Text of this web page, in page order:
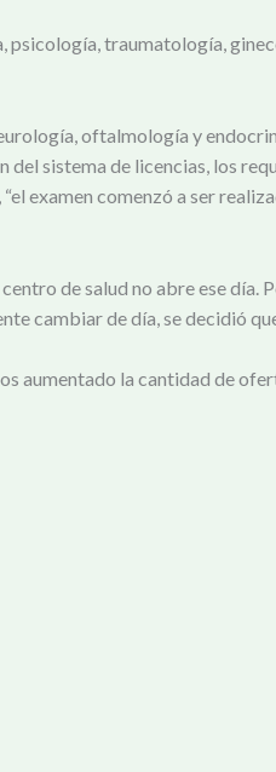
psicología, traumatología,
oftalmología y
sistema de licencias, los
examen comenzó a ser
de salud no abre ese día.
cambiar de día, se decidió
aumentado la cantidad de